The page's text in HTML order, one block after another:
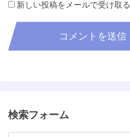
新しい投稿をメールで受け取る
検索フォーム